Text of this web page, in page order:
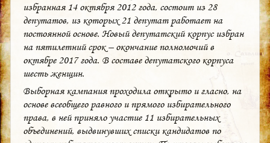
избранная 14 октября 2012 года, состоит из 28
депутатов, из которых 21 депутат работает на
постоянной основе. Новый депутатский корпус избран
на пятилетний срок – окончание полномочий в
октябре 2017 года. В составе депутатского корпуса
шесть женщин.
Выборная кампания проходила открыто и гласно, на
основе всеобщего равного и прямого избирательного
права, в ней приняло участие 11 избирательных
объединений, выдвинувших списки кандидатов по